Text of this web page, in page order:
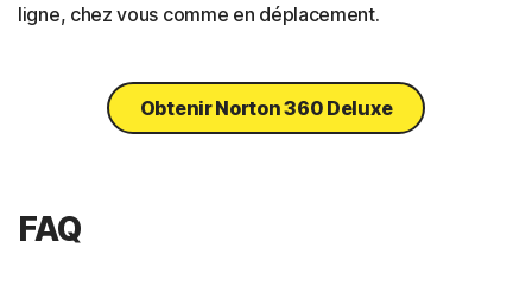
ligne, chez vous comme en déplacement.
Obtenir Norton 360 Deluxe
FAQ